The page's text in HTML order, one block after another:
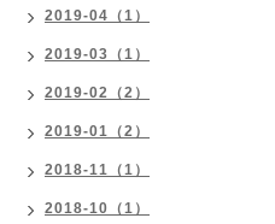
2019-04（1）
2019-03（1）
2019-02（2）
2019-01（2）
2018-11（1）
2018-10（1）